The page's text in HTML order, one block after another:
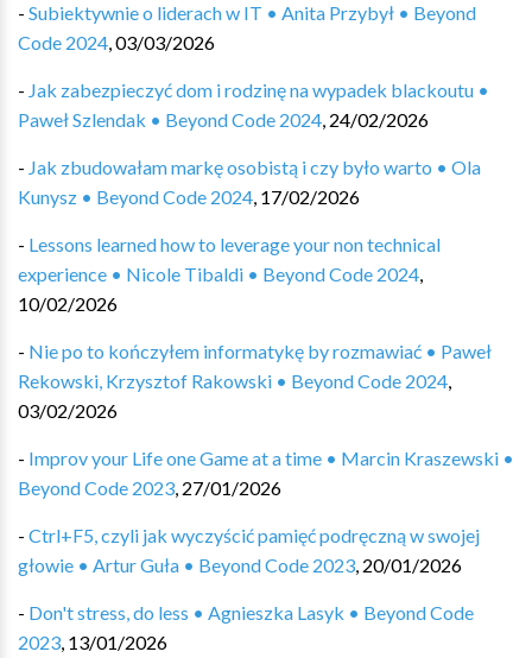
- Subiektywnie o liderach w IT • Anita Przybył • Beyond
Code 2024,03/03/2026
- Jak zabezpieczyć dom i rodzinę na wypadek blackoutu •
Paweł Szlendak • Beyond Code 2024, 24/02/2026
- Jak zbudowałam markę osobistą i czy było warto • Ola
Kunysz • Beyond Code 2024, 17/02/2026
- Lessons learned how to leverage your non technical
experience • Nicole Tibaldi • Beyond Code 2024,
10/02/2026
- Nie po to kończyłem informatykę by rozmawiać • Paweł
Rekowski, Krzysztof Rakowski • Beyond Code 2024,
03/02/2026
- Improv your Life one Game at a time • Marcin Kraszewski •
Beyond Code 2023, 27/01/2026
- Ctrl+F5, czyli jak wyczyścić pamięć podręczną w swojej
głowie • Artur Guła • Beyond Code 2023, 20/01/2026
- Don't stress, do less • Agnieszka Lasyk • Beyond Code
2023, 13/01/2026